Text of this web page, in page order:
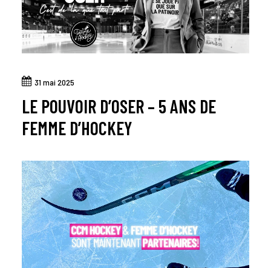
31 mai 2025
LE POUVOIR D’OSER – 5 ANS DE
FEMME D’HOCKEY